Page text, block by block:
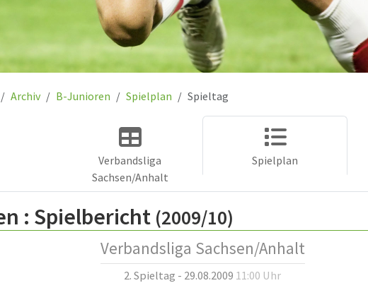
Archiv B-Junioren Spielplan Spieltag
Verbandsliga
Sachsen/Anhalt
Spielplan
: Spielbericht (2009/10)
Verbandsliga Sachsen/Anhalt
2. Spieltag - 29.08.2009 11:00 Uhr